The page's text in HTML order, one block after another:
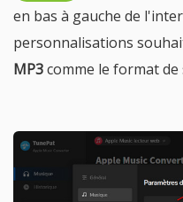
en bas à gauche de
personnalisations
MP3comme le format de